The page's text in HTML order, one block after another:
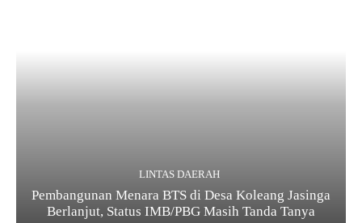
LINTAS DAERAH
Pembangunan Menara BTS di Desa Koleang Jasinga
Berlanjut, Status IMB/PBG Masih Tanda Tanya